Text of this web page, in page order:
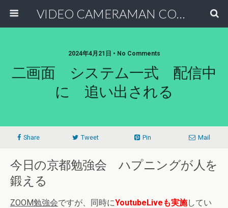
VIDEO CAMERAMAN COMMUNITY
2024年4月21日 • No Comments
二画面 システム一式 配信中
に 追い出される
Share Tweet Pin Mail
今日の京都勉強会 ハプニングが人を
鍛える
ZOOM勉強会ですが、同時にYoutubeLiveも実施してい